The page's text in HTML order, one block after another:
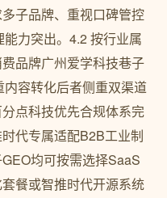
子品牌、重视口碑管控
力突出。4.2 按行业属
品牌广州爱学科技巷子
容转化后者侧重双渠道
点科技优先合规体系完
代专属适配B2B工业制
均可按需选择SaaS
餐或智推时代开源系统